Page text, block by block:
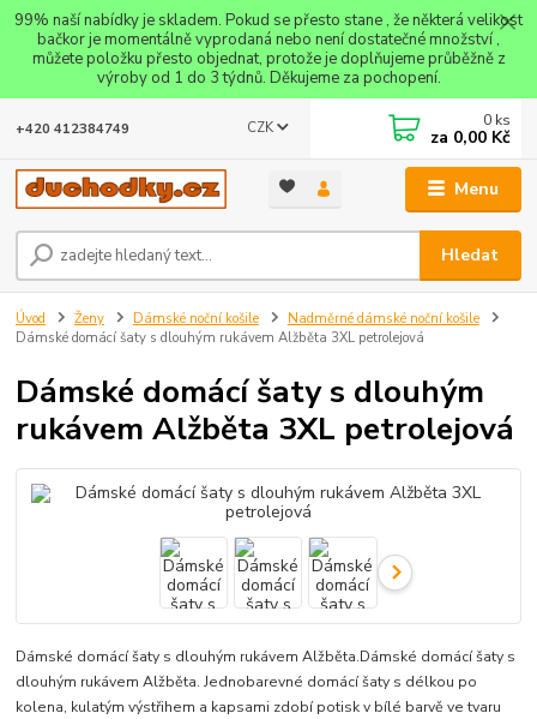
99% naší nabídky je skladem. Pokud se přesto stane , že některá velikost
bačkor je momentálně vyprodaná nebo není dostatečné množství ,
můžete položku přesto objednat, protože je doplňujeme průběžně z
výroby od 1 do 3 týdnů. Děkujeme za pochopení.
Menu
CZK
Hledat
+420 412384749 0 ks
za 0,00 Kč
Úvod Ženy Dámské noční košile
Nadměrné dámské noční košile
Dámské domácí šaty s dlouhým rukávem Alžběta 3XL petrolejová
Dámské domácí šaty s dlouhým
rukávem Alžběta 3XL petrolejová
Dámské domácí šaty s dlouhým rukávem Alžběta.Dámské domácí šaty s
dlouhým rukávem Alžběta. Jednobarevné domácí šaty s délkou po
kolena, kulatým výstřihem a kapsami zdobí potisk v bílé barvě ve tvaru